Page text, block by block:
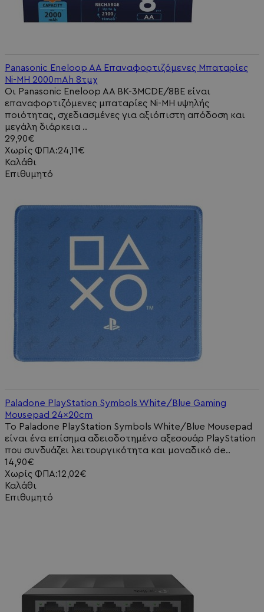
Panasonic Eneloop AA Επαναφορτιζόμενες Μπαταρίες
Ni-MH 2000mAh 8τμχ
Οι Panasonic Eneloop AA BK-3MCDE/8BE είναι
επαναφορτιζόμενες μπαταρίες Ni-MH υψηλής
ποιότητας, σχεδιασμένες για αξιόπιστη απόδοση και
μεγάλη διάρκεια ..
29,90€
Χωρίς ΦΠΑ:24,11€
Καλάθι
Επιθυμητό
Paladone PlayStation Symbols White/Blue Gaming
Mousepad 24x20cm
Το Paladone PlayStation Symbols White/Blue Mousepad
είναι ένα επίσημα αδειοδοτημένο αξεσουάρ PlayStation
που συνδυάζει λειτουργικότητα και μοναδικό de..
14,90€
Χωρίς ΦΠΑ:12,02€
Καλάθι
Επιθυμητό